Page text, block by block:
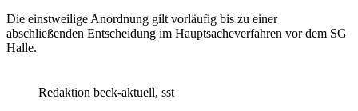
Die einstweilige Anordnung gilt vorläufig bis zu einer
abschließenden Entscheidung im Hauptsacheverfahren vor dem SG
Halle.
Redaktion beck-aktuell, sst